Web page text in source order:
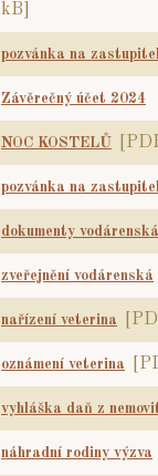
kB]
pozvánka na
Závěrečný účet 2024
NOC KOSTELŮ
pozvánka na
dokumenty vodárenská
zveřejnění vodárenská
nařízení veterina
oznámení veterina
vyhláška daň z
náhradní rodiny výzva